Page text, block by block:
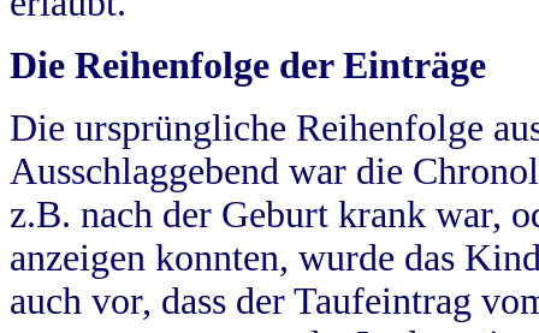
Die Reihenfolge der Einträge
Die ursprüngliche Reihenfolge
Ausschlaggebend war die
z.B. nach der Geburt krank war,
anzeigen konnten, wurde das
auch vor, dass der Taufeintrag